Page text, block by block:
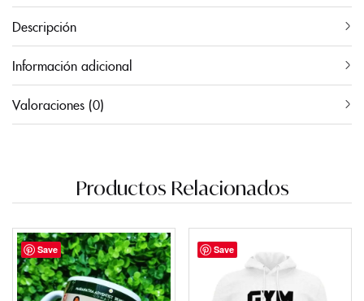
Descripción
Información adicional
Valoraciones (0)
Productos Relacionados
Save Save